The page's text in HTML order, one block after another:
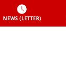
NEWS (LETTER)